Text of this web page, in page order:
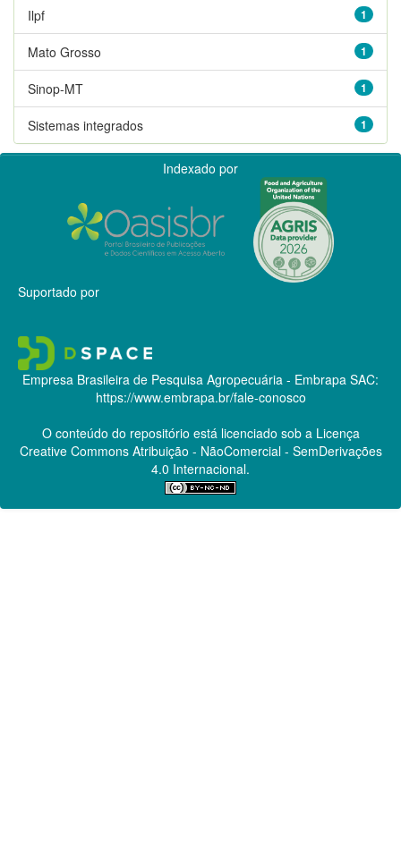
1
Ilpf
1
Mato Grosso
1
Sinop-MT
1
Sistemas integrados
Indexado por
Suportado por
Empresa Brasileira de Pesquisa Agropecuária - Embrapa SAC:
https://www.embrapa.br/fale-conosco
O conteúdo do repositório está licenciado sob a Licença
Creative CommonsAtribuição - NãoComercial - SemDerivações
4.0 Internacional.